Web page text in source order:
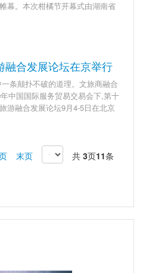
幕。本次柑橘节开幕式由湖南省
融合发展论坛在京举行
条颠扑不破的道理。文旅商融合
中国国际服务贸易交易会下,第十
游融合发展论坛9月4-5日在北京
末页 共 3页11条